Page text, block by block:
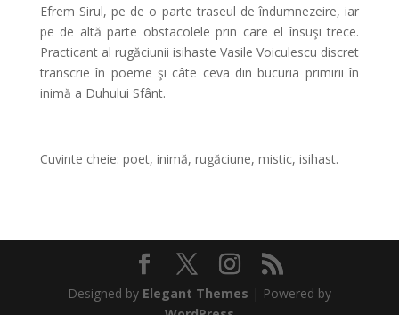
Efrem Sirul, pe de o parte traseul de îndumnezeire, iar
pe de altă parte obstacolele prin care el însuşi trece.
Practicant al rugăciunii isihaste Vasile Voiculescu discret
transcrie în poeme şi câte ceva din bucuria primirii în
inimă a Duhului Sfânt.
Cuvinte cheie: poet, inimă, rugăciune, mistic, isihast.
Designed by Elegant Themes | Powered by